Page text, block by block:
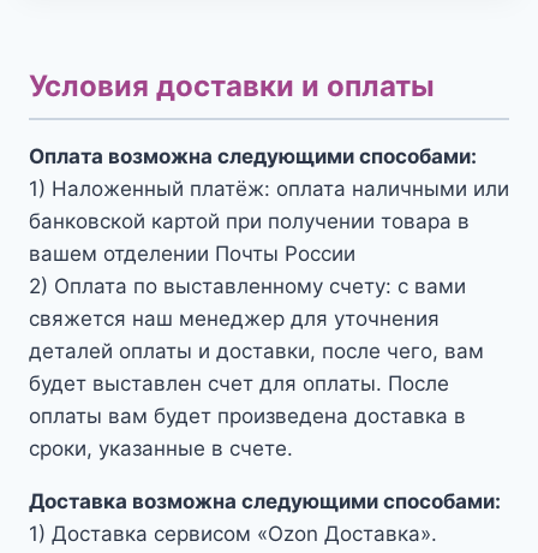
Условия доставки и оплаты
Оплата возможна следующими способами:
1) Наложенный платёж: оплата наличными или
банковской картой при получении товара в
вашем отделении Почты России
2) Оплата по выставленному счету: с вами
свяжется наш менеджер для уточнения
деталей оплаты и доставки, после чего, вам
будет выставлен счет для оплаты. После
оплаты вам будет произведена доставка в
сроки, указанные в счете.
Доставка возможна следующими способами:
1) Доставка сервисом «Ozon Доставка».